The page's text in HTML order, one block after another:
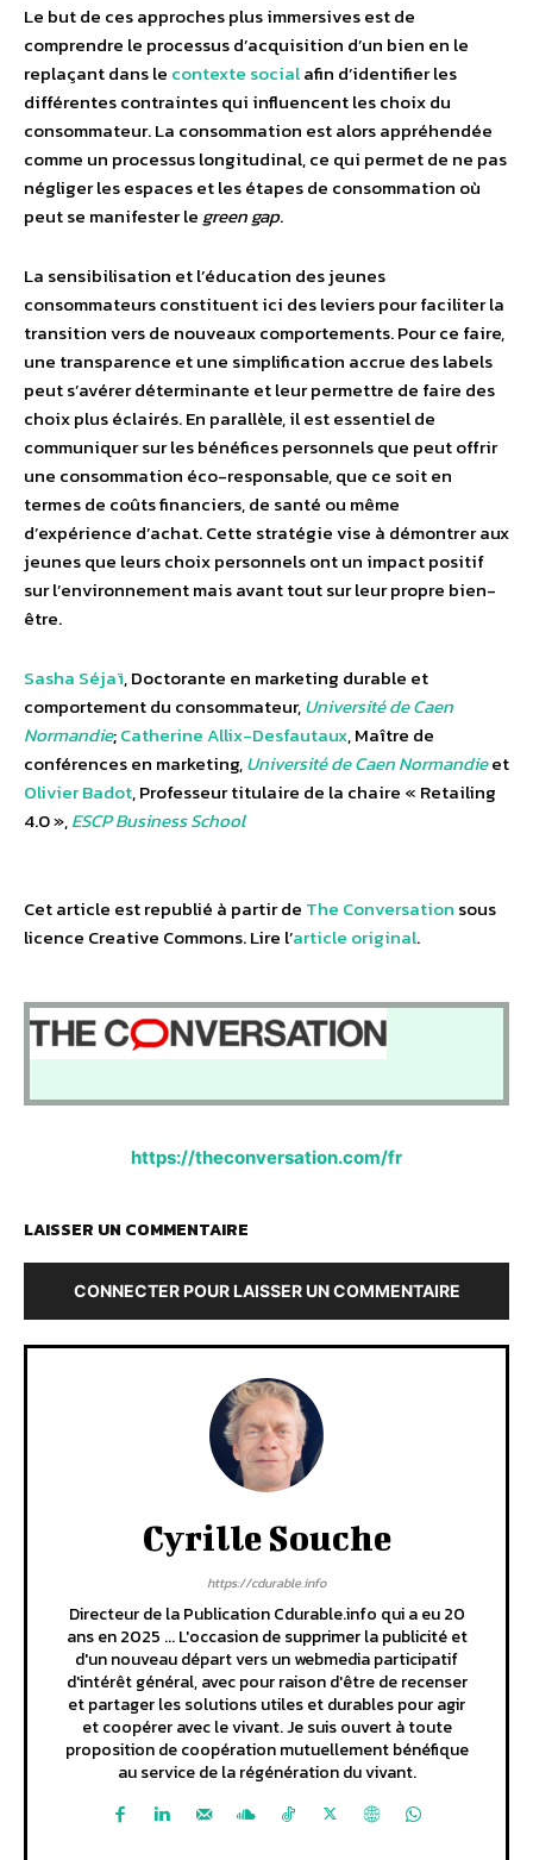
Le but de ces approches plus immersives est de
comprendre le processus d’acquisition d’un bien en le
replaçant dans le contexte socialafin d’identifier les
différentes contraintes qui influencent les choix du
consommateur. La consommation est alors appréhendée
comme un processus longitudinal, ce qui permet de ne pas
négliger les espaces et les étapes de consommation où
peut se manifester le green gap.
La sensibilisation et l’éducation des jeunes
consommateurs constituent ici des leviers pour faciliter la
transition vers de nouveaux comportements. Pour ce faire,
une transparence et une simplification accrue des labels
peut s’avérer déterminante et leur permettre de faire des
choix plus éclairés. En parallèle, il est essentiel de
communiquer sur les bénéfices personnels que peut offrir
une consommation éco-responsable, que ce soit en
termes de coûts financiers, de santé ou même
d’expérience d’achat. Cette stratégie vise à démontrer aux
jeunes que leurs choix personnels ont un impact positif
sur l’environnement mais avant tout sur leur propre bien-
être.
Sasha Séjaï, Doctorante en marketing durable et
comportement du consommateur,Université de Caen
Normandie;Catherine Allix-Desfautaux, Maître de
conférences en marketing,Université de Caen Normandieet
Olivier Badot, Professeur titulaire de la chaire « Retailing
4.0 »,ESCP Business School
Cet article est republié à partir de The Conversation sous
licence Creative Commons. Lire l’article original.
https://theconversation.com/fr
LAISSER UN COMMENTAIRE
CONNECTER POUR LAISSER UN COMMENTAIRE
Cyrille Souche
https://cdurable.info
Directeur de la Publication Cdurable.info qui a eu 20
ans en 2025 ... L'occasion de supprimer la publicité et
d'un nouveau départ vers un webmedia participatif
d'intérêt général, avec pour raison d'être de recenser
et partager les solutions utiles et durables pour agir
et coopérer avec le vivant. Je suis ouvert à toute
proposition de coopération mutuellement bénéfique
au service de la régénération du vivant.